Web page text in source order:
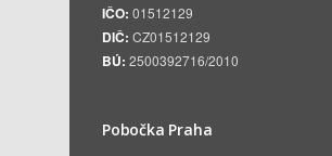
IČO: 01512129
DIČ: CZ01512129
BÚ: 2500392716/2010
Pobočka Praha